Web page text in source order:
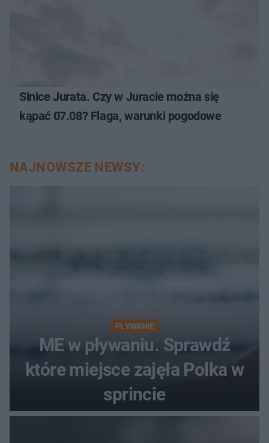
Sinice Jurata. Czy w Juracie można się
kąpać 07.08? Flaga, warunki pogodowe
NAJNOWSZE NEWSY:
PŁYWANIE
ME w pływaniu. Sprawdź
które miejsce zajęła Polka w
sprincie